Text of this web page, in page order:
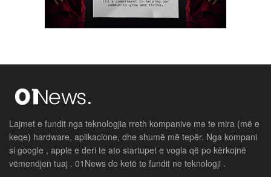
Lajmet e fundit nga teknologjia rreth kompanive me te mira (më e
keqe) hardware, aplikacione, dhe shumë më tepër. Nga kompani
si google , apple e deri te ato startupet e vogla që po kërkojnë
vëmendjen tuaj . 01News do ketë te fundit ne teknologji .